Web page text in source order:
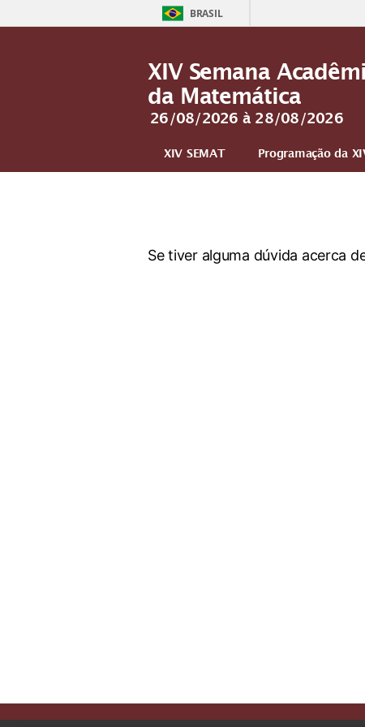
BRASIL
XIV Semana
da Matemática
26/08/2026 à 28/08/2026
XIV SEMAT Programação da
Se tiver alguma dúvida acerca